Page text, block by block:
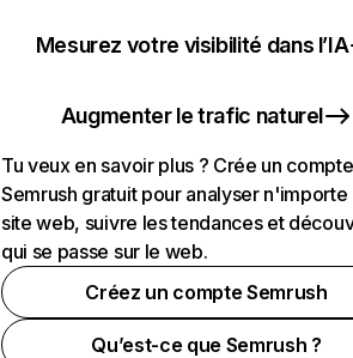
Mesurez votre visibilité dans l’IA
Augmenter le trafic naturel
Tu veux en savoir plus ? Crée un compte
Semrush gratuit pour analyser n'importe
site web, suivre les tendances et
qui se passe sur le web.
Créez un compte Semrush
Qu’est-ce que Semrush ?